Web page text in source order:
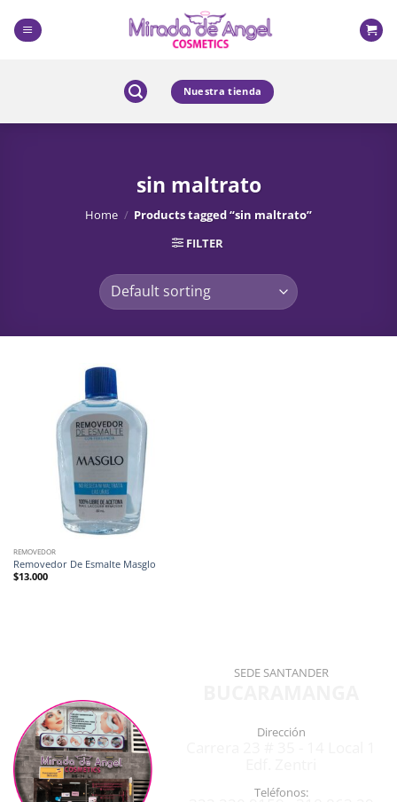
content
Nuestra tienda
sin maltrato
Home / Products tagged “sin maltrato”
FILTER
REMOVEDOR
Removedor De Esmalte Masglo
$13.000
SEDE SANTANDER
Dirección
Teléfonos: